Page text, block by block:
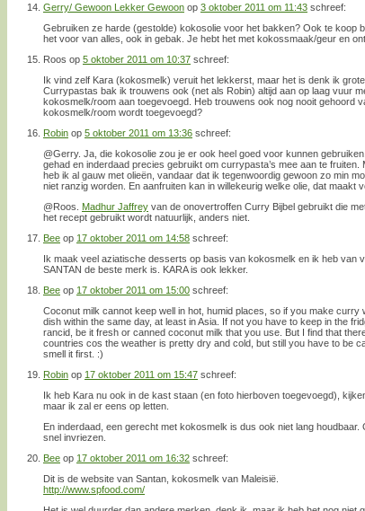
Gerry/ Gewoon Lekker Gewoon op 3 oktober 2011 om 11:43 schreef:
Gebruiken ze harde (gestolde) kokosolie voor het bakken? Ook te koop
het voor van alles, ook in gebak. Je hebt het met kokossmaak/geur en
Roos op 5 oktober 2011 om 10:37 schreef:
Ik vind zelf Kara (kokosmelk) veruit het lekkerst, maar het is denk ik
Currypastas bak ik trouwens ook (net als Robin) altijd aan op laag vuur
kokosmelk/room aan toegevoegd. Heb trouwens ook nog nooit gehoord
kokosmelk/room wordt toegevoegd?
Robin op 5 oktober 2011 om 13:36 schreef:
@Gerry. Ja, die kokosolie zou je er ook heel goed voor kunnen
gehad en inderdaad precies gebruikt om currypasta’s mee aan te
heb ik al gauw met olieën, vandaar dat ik tegenwoordig gewoon zo min
niet ranzig worden. En aanfruiten kan in willekeurig welke olie, dat maakt
@Roos. Madhur Jaffrey van de onovertroffen Curry Bijbel gebruikt die
het recept gebruikt wordt natuurlijk, anders niet.
Bee op 17 oktober 2011 om 14:58 schreef:
Ik maak veel aziatische desserts op basis van kokosmelk en ik heb van
SANTAN de beste merk is. KARA is ook lekker.
Bee op 17 oktober 2011 om 15:00 schreef:
Coconut milk cannot keep well in hot, humid places, so if you make curry
dish within the same day, at least in Asia. If not you have to keep in the
rancid, be it fresh or canned coconut milk that you use. But I find that
countries cos the weather is pretty dry and cold, but still you have to be
smell it first. :)
Robin op 17 oktober 2011 om 15:47 schreef:
Ik heb Kara nu ook in de kast staan (en foto hierboven toegevoegd),
maar ik zal er eens op letten.
En inderdaad, een gerecht met kokosmelk is dus ook niet lang
snel invriezen.
Bee op 17 oktober 2011 om 16:32 schreef:
Dit is de website van Santan, kokosmelk van Maleisië.
http://www.spfood.com/